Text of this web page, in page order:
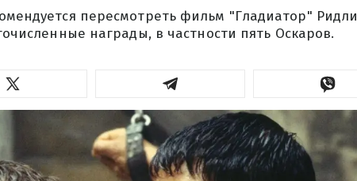
пересмотреть фильм "Гладиатор" Ридли
награды, в частности пять Оскаров.